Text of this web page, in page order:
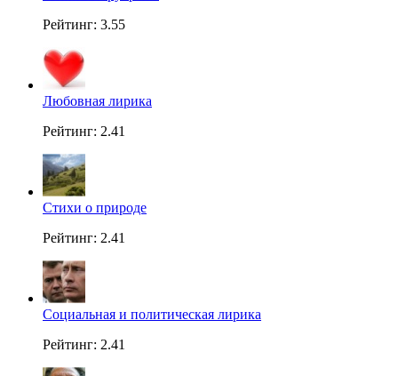
Рейтинг: 3.55
Любовная лирика
Рейтинг: 2.41
Стихи о природе
Рейтинг: 2.41
Социальная и политическая лирика
Рейтинг: 2.41